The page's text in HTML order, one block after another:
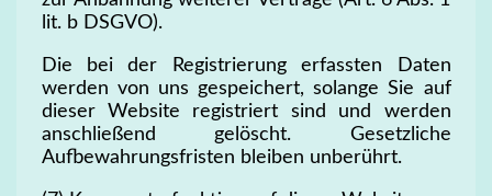
lit. b DSGVO).
Die bei der Registrierung erfassten Daten
werden von uns gespeichert, solange Sie auf
dieser Website registriert sind und werden
anschließend gelöscht. Gesetzliche
Aufbewahrungsfristen bleiben unberührt.